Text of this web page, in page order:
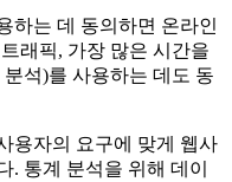
하는 데 동의하면 온라인
래픽, 가장 많은 시간을
석)를 사용하는 데도 동
용자의 요구에 맞게 웹사
. 통계 분석을 위해 데이